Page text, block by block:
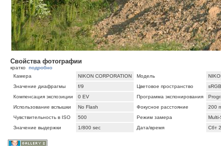
Свойства фотографии
кратко подробно
Камера
NIKON CORPORATION Модель
Значение диафрагмы
f/9 Цветовое пространство
sRGB
Компенсация экспозиции
0 EV Программа экспонирования
Использование вспышки
No Flash Фокусное расстояние
200
Чувствительность в ISO
500 Режим замера
Значение выдержки
1/800 sec Дата/время Сбт